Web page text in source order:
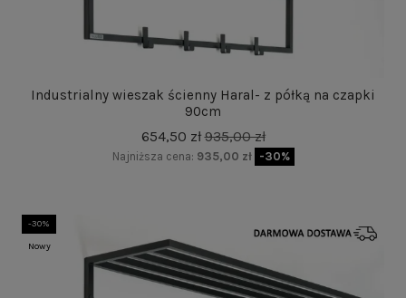
Industrialny wieszak ścienny Haral- z półką na czapki
90cm
654,50 zł935,00 zł
Najniższa cena: 935,00 zł -30%
-30%
Nowy